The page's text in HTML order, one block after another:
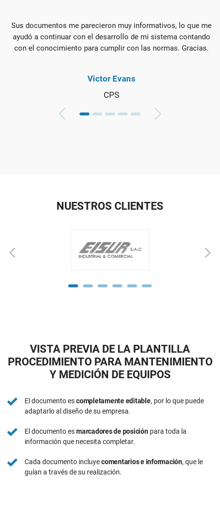
Sus documentos me parecieron muy informativos, lo que me
ayudó a continuar con el desarrollo de mi sistema contando
con el conocimiento para cumplir con las normas. Gracias.
Victor Evans
CPS
NUESTROS CLIENTES
VISTA PREVIA DE LA PLANTILLA
PROCEDIMIENTO PARA MANTENIMIENTO
Y MEDICIÓN DE EQUIPOS
El documento escompletamente editable, por lo que puede
adaptarlo al diseño de su empresa.
El documento esmarcadores de posiciónpara toda la
información que necesita completar.
Cada documento incluyecomentarios e información, que le
guían a través de su realización.